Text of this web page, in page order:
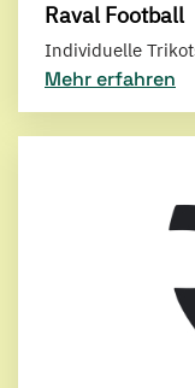
Raval Football
Individuelle
Mehr erfahren